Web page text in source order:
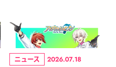
ニュース 2026.07.18